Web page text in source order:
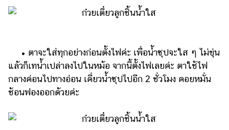
• ตาจะใส่ทุกอย่างก่อนตั้งไฟค่ะ เพื่อน้ำซุปจะใส ๆ ไม่ขุ่น
แล้วก็เทน้ำเปล่าลงไปในหม้อ จากนี้ตั้งไฟเลยค่ะ ตาใช้ไฟ
กลางค่อนไปทางอ่อน เคี่ยวน้ำซุปไปอีก 2 ชั่วโมง คอยหมั่น
ช้อนฟองออกด้วยค่ะ